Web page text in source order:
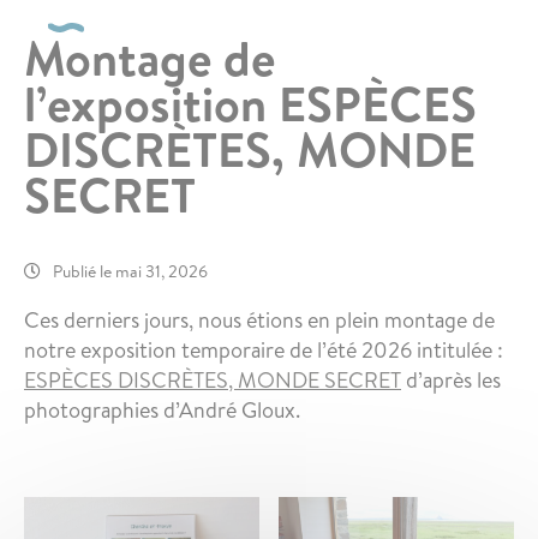
Montage de
l’exposition ESPÈCES
DISCRÈTES, MONDE
SECRET
Publié le mai 31, 2026
Ces derniers jours, nous étions en plein montage de
notre exposition temporaire de l’été 2026 intitulée :
ESPÈCES DISCRÈTES, MONDE SECRET d’après les
photographies d’André Gloux.